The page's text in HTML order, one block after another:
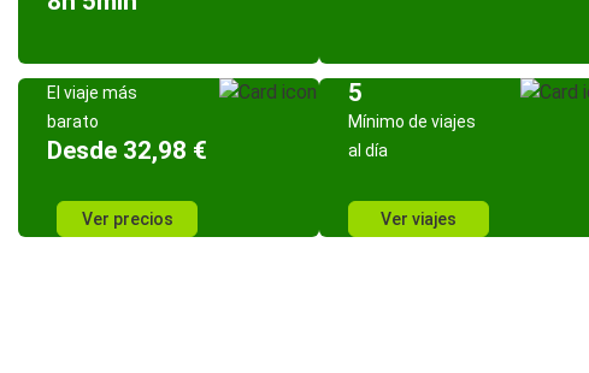
El viaje más
barato
Desde 32,98 €
Ver precios
5
Mínimo de viajes
al día
Ver viajes